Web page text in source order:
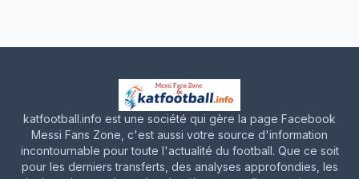
katfootball.info est une société qui gère la page Facebook
Messi Fans Zone, c'est aussi votre source d'information
incontournable pour toute l'actualité du football. Que ce soit
pour les derniers transferts, des analyses approfondies, les